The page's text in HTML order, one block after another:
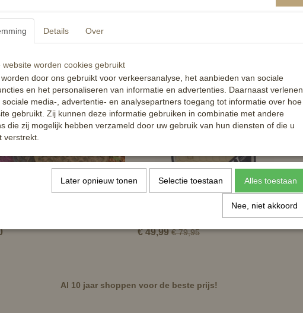
€ 49,99 € 79,95
Al 10 jaar shoppen voor de beste prijs!
Details Over
website worden cookies gebruikt
door ons gebruikt voor verkeersanalyse, het aanbieden van sociale
en het personaliseren van informatie en advertenties. Daarnaast verlenen
sociale media-, advertentie- en analysepartners toegang tot informatie over hoe
gebruikt. Zij kunnen deze informatie gebruiken in combinatie met andere
die zij mogelijk hebben verzameld door uw gebruik van hun diensten of die u
verstrekt.
Later opnieuw tonen Selectie toestaan Alles toestaan
Nee, niet akkoord